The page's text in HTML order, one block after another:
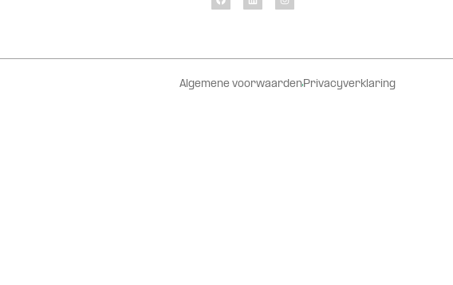
Algemene voorwaardenPrivacyverklaring